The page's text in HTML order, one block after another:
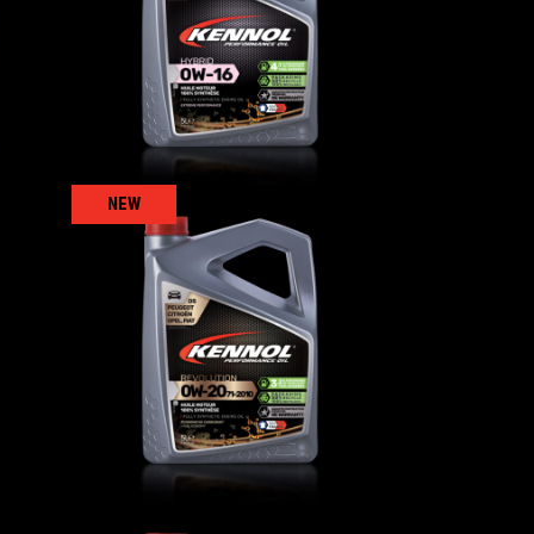
HYBRID 0W-16
AUTO,Oli motore
NEW
REVOLUTION 0W-20 71-
2010
AUTO,Oli motore